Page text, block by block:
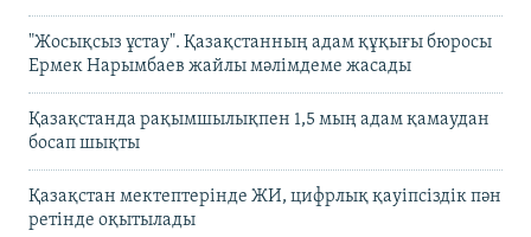
"Жосықсыз ұстау". Қазақстанның адам құқығы бюросы
Ермек Нарымбаев жайлы мәлімдеме жасады
Қазақстанда рақымшылықпен 1,5 мың адам қамаудан
босап шықты
Қазақстан мектептерінде ЖИ, цифрлық қауіпсіздік пән
ретінде оқытылады